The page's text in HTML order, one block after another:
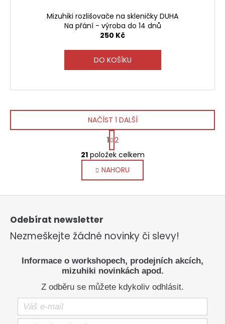
Mizuhiki rozlišovače na skleničky DUHA
Na přání - výroba do 14 dnů
250 Kč
DO KOŠÍKU
O
v
l
á
d
p
v
k
y
v
p
NAČÍST 1 DALŠÍ
S
t
r
á
n
k
1 2
21položek celkem
NAHORU
Z
Odebírat newsletter
Nezmeškejte žádné novinky či slevy!
Informace o workshopech, prodejních akcích,
mizuhiki novinkách apod.
Z odběru se můžete kdykoliv odhlásit.